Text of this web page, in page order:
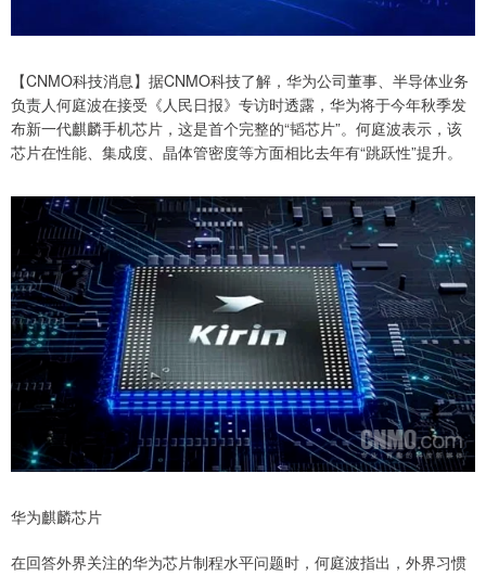
【CNMO科技消息】据CNMO科技了解，华为公司董事、半导体业务
负责人何庭波在接受《人民日报》专访时透露，华为将于今年秋季发
布新一代麒麟手机芯片，这是首个完整的“韬芯片”。何庭波表示，该
芯片在性能、集成度、晶体管密度等方面相比去年有“跳跃性”提升。
华为麒麟芯片
在回答外界关注的华为芯片制程水平问题时，何庭波指出，外界习惯